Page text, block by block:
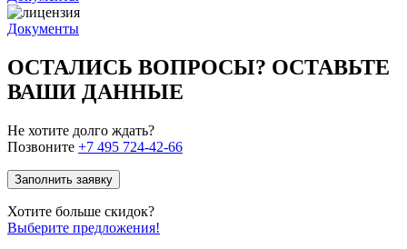
Документы
ОСТАЛИСЬ ВОПРОСЫ? ОСТАВЬТЕ
ВАШИ ДАННЫЕ
Не хотите долго ждать?
Позвоните +7 495 724-42-66
Заполнить заявку
Хотите больше скидок?
Выберите предложения!